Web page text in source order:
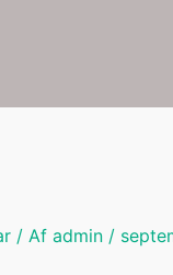
/ Af admin /